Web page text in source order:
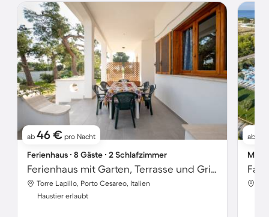
ab 46 € pro Nacht
Ferienhaus ∙ 8 Gäste ∙ 2 Schlafzimmer
Ferienhaus mit Garten, Terrasse und Grill | Strandblick
Torre Lapillo, Porto Cesareo, Italien
Haustier erlaubt
ab